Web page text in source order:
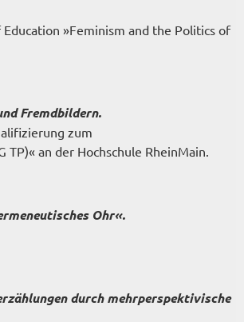
»Feminism and the Politics of
Fremdbildern.
zum
TP)« an der Hochschule RheinMain.
Ohr«.
durch mehrperspektivische